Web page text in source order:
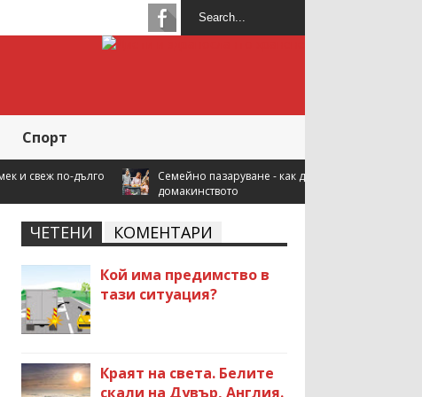
Спорт
Семейно пазаруване - как да спестите повече, когато купувате за
ЧЕТЕНИ КОМЕНТАРИ
Кой има предимство в
тази ситуация?
Краят на света. Белите
скали на Дувър, Англия.